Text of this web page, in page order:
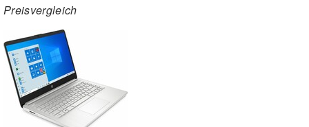
Preisvergleich